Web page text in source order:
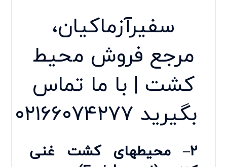
سفیرآزماکیان،
مرجع فروش محیط
کشت | با ما تماس
بگیرید ۰۲۱۶۶۰۷۴۲۷۷
۲– محیطهای کشت غنی